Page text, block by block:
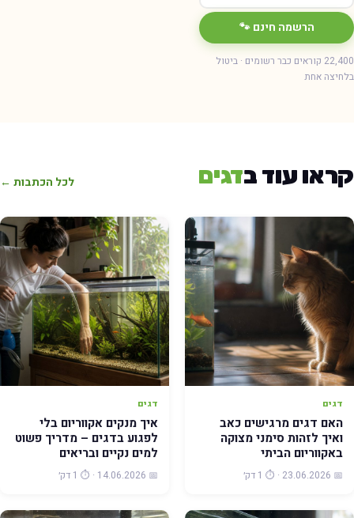
הרשמה חינם 🐾
22,400 קוראים כבר רשומים · ביטול
אחת
עוד בדגים לכל הכתבות ←
דגים
האם דגים מרגישים כאב
ואיך לזהות סימני מצוקה
באקווריום הביתי
📅 23.06.2026 · ⏱️ 1 דק׳
דגים
איך מנקים אקווריום בלי
לפגוע בדגים – מדריך פשוט
למים נקיים ובריאים
📅 14.06.2026 · ⏱️ 1 דק׳